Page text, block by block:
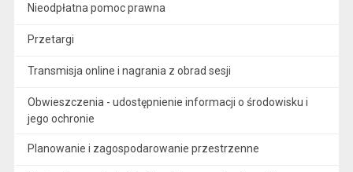
Nieodpłatna pomoc prawna
Przetargi
Transmisja online i nagrania z obrad sesji
Obwieszczenia - udostępnienie informacji o środowisku i
jego ochronie
Planowanie i zagospodarowanie przestrzenne